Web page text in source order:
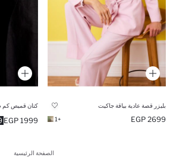
بليزر قصة عادية بياقة جاكيت
2699 EGP
+1
كتان قميص كم
1999 EGP
الصفحة الرئيسية